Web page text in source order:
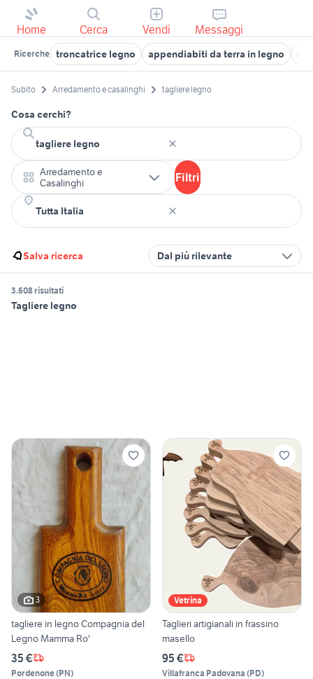
Home Cerca Vendi Messaggi
Ricerche troncatrice legno appendiabiti da terra in legno
Subito Arredamento e casalinghi tagliere legno
Cosa cerchi?
Arredamento e
Casalinghi
Filtri
Salva ricerca Dal più rilevante
3.608 risultati
Tagliere legno
3
tagliere in legno Compagnia del
Legno Mamma Ro'
35 €
Pordenone(PN)
Vetrina
Taglieri artigianali in frassino
masello
95 €
Villafranca Padovana (PD)